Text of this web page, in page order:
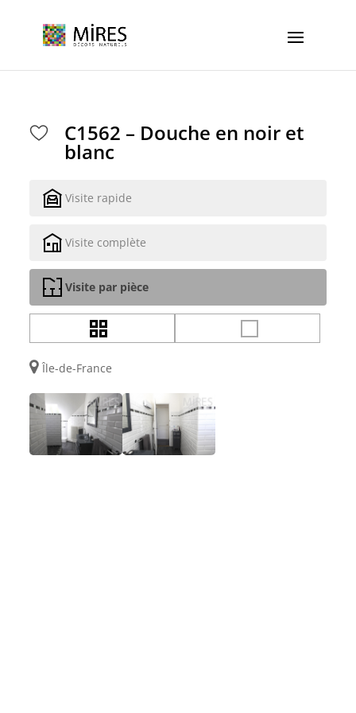
C1562 – Douche en noir et
blanc
Visite rapide
Visite complète
Visite par pièce
Île-de-France